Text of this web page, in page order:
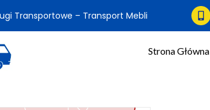
Transportowe – Transport Mebli
Strona Główna